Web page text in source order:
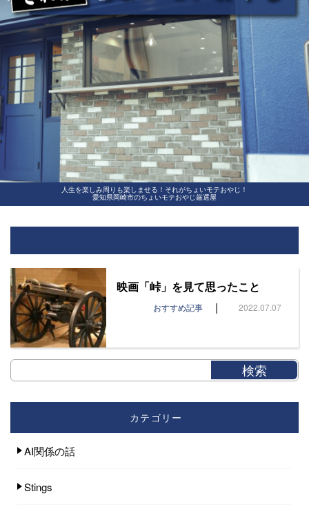
人生を楽しみ周りも楽しませる！それがちょいモテおやじ！
愛知県岡崎市のちょいモテおやじ厳選屋
映画「峠」を見て思ったこと
おすすめ記事 | 2022.07.07
カテゴリー
AI関係の話
Stings